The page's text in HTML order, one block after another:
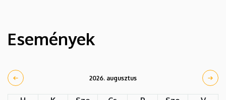
Események
2026. augusztus